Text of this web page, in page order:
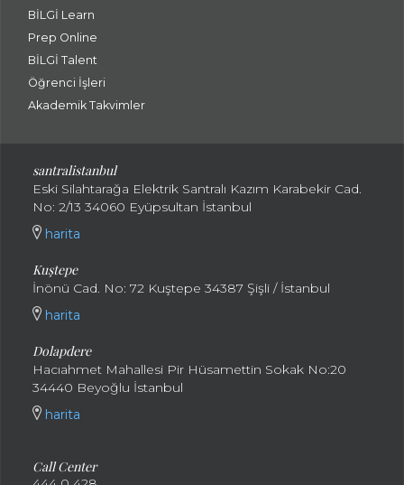
BİLGİ Learn
Prep Online
BİLGİ Talent
Öğrenci İşleri
Akademik Takvimler
santralistanbul
Eski Silahtarağa Elektrik Santralı Kazım Karabekir Cad.
No: 2/13 34060 Eyüpsultan İstanbul
harita
Kuştepe
İnönü Cad. No: 72 Kuştepe 34387 Şişli / İstanbul
harita
Dolapdere
Hacıahmet Mahallesi Pir Hüsamettin Sokak No:20
34440 Beyoğlu İstanbul
harita
Call Center